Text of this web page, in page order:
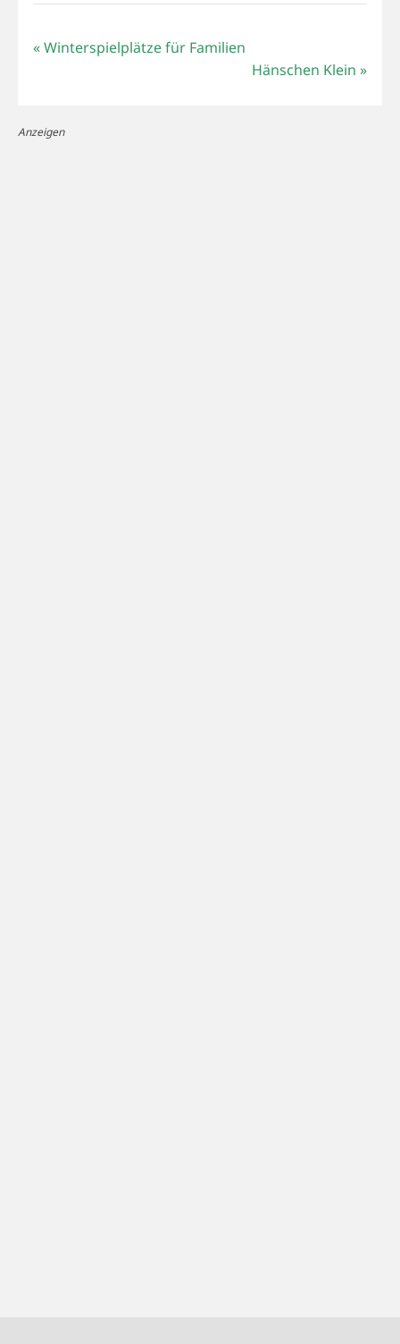
«Winterspielplätze für Familien
Hänschen Klein»
Anzeigen